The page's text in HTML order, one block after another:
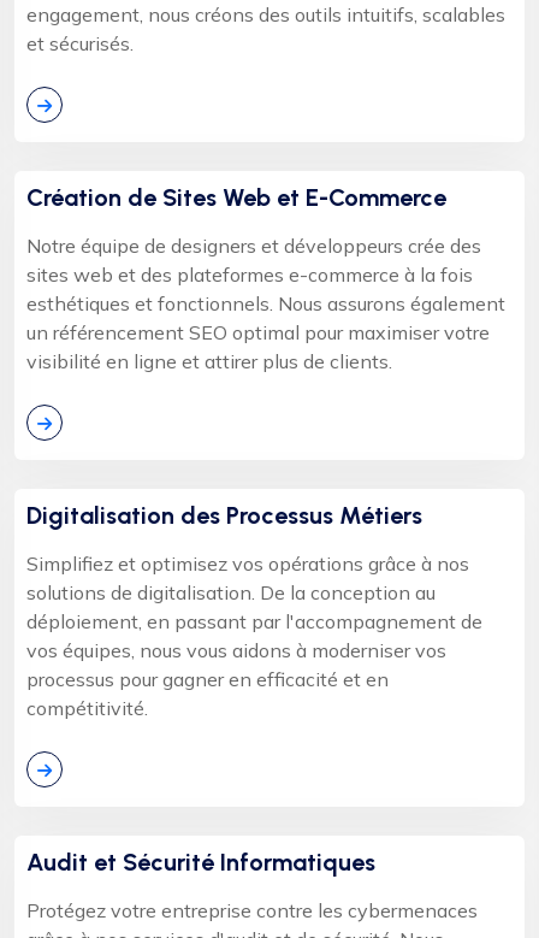
engagement, nous créons des outils intuitifs, scalables
et sécurisés.
Création de Sites Web et E-Commerce
Notre équipe de designers et développeurs crée des
sites web et des plateformes e-commerce à la fois
esthétiques et fonctionnels. Nous assurons également
un référencement SEO optimal pour maximiser votre
visibilité en ligne et attirer plus de clients.
Digitalisation des Processus Métiers
Simplifiez et optimisez vos opérations grâce à nos
solutions de digitalisation. De la conception au
déploiement, en passant par l'accompagnement de
vos équipes, nous vous aidons à moderniser vos
processus pour gagner en efficacité et en
compétitivité.
Audit et Sécurité Informatiques
Protégez votre entreprise contre les cybermenaces